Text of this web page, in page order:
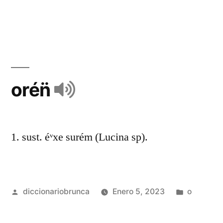
orén̈
1. sust. éᵛxe surém (Lucina sp).
diccionariobrunca Enero 5, 2023 o